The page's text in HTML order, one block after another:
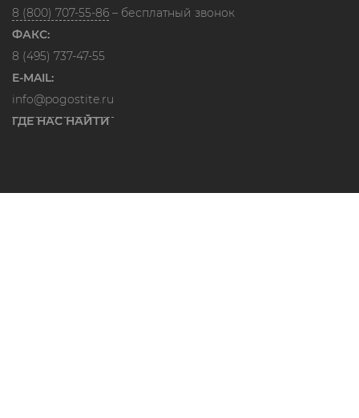
8 (800) 707-55-86 – бесплатный звонок
ФАКС:
8 (495) 737-47-55
E-MAIL:
info@pogostite.ru
ГДЕ НАС НАЙТИ